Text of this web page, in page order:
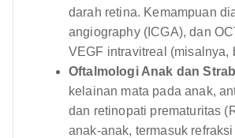
darah retina. Kemampuan
angiography (ICGA), dan
VEGF intravitreal (misalnya,
Oftalmologi Anak dan
kelainan mata pada anak,
dan retinopati prematuritas
anak-anak, termasuk